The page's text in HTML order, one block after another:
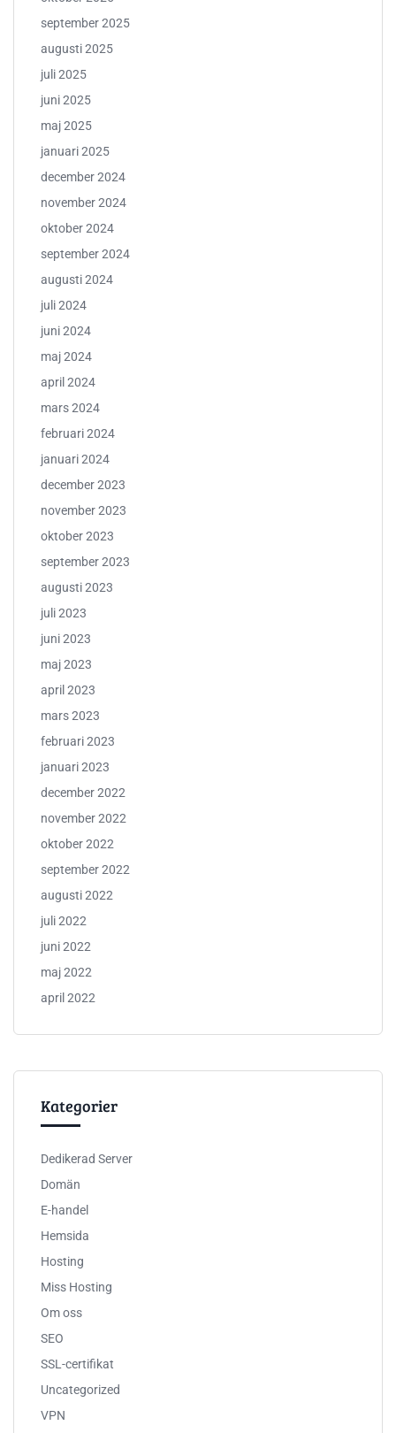
september 2025
augusti 2025
juli 2025
juni 2025
maj 2025
januari 2025
december 2024
november 2024
oktober 2024
september 2024
augusti 2024
juli 2024
juni 2024
maj 2024
april 2024
mars 2024
februari 2024
januari 2024
december 2023
november 2023
oktober 2023
september 2023
augusti 2023
juli 2023
juni 2023
maj 2023
april 2023
mars 2023
februari 2023
januari 2023
december 2022
november 2022
oktober 2022
september 2022
augusti 2022
juli 2022
juni 2022
maj 2022
april 2022
Kategorier
Dedikerad Server
Domän
E-handel
Hemsida
Hosting
Miss Hosting
Om oss
SEO
SSL-certifikat
Uncategorized
VPN